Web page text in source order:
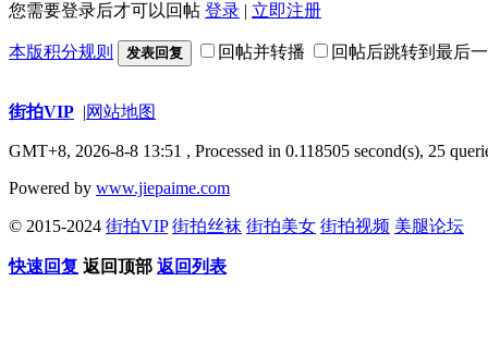
您需要登录后才可以回帖 登录 | 立即注册
本版积分规则 发表回复 回帖并转播 回帖后跳转到最后
街拍VIP |网站地图
GMT+8, 2026-8-8 13:51 , Processed in 0.118505 second(s), 25
Powered by www.jiepaime.com
© 2015-2024 街拍VIP 街拍丝袜 街拍美女 街拍视频 美腿论坛
快速回复 返回顶部 返回列表